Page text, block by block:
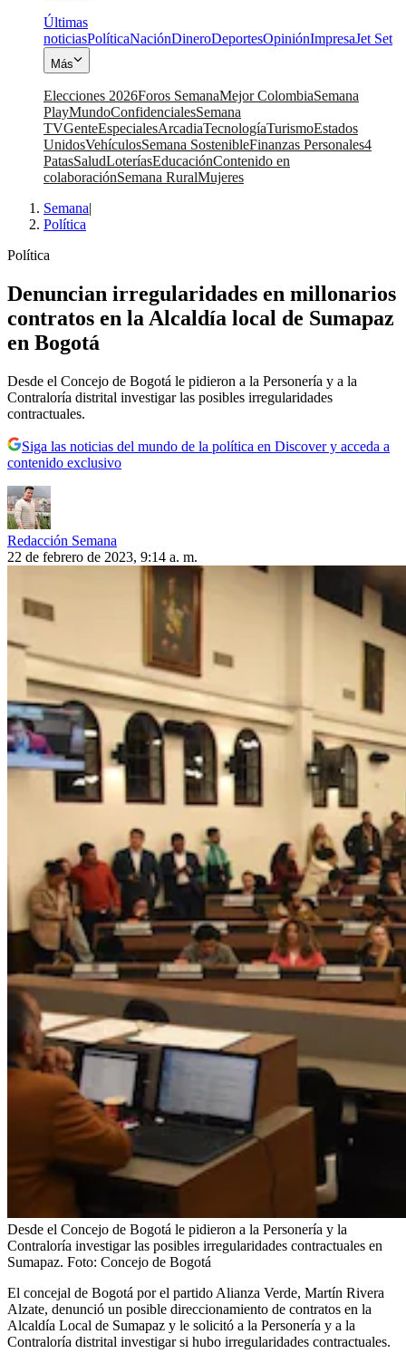
Últimas
noticiasPolíticaNaciónDineroDeportesOpiniónImpresaJet Set
Más
Elecciones 2026Foros SemanaMejor ColombiaSemana
PlayMundoConfidencialesSemana
TVGenteEspecialesArcadiaTecnologíaTurismoEstados
UnidosVehículosSemana SostenibleFinanzas Personales4
PatasSaludLoteríasEducaciónContenido en
colaboraciónSemana RuralMujeres
Semana|
Política
Política
Denuncian irregularidades en millonarios
contratos en la Alcaldía local de Sumapaz
en Bogotá
Desde el Concejo de Bogotá le pidieron a la Personería y a la
Contraloría distrital investigar las posibles irregularidades
contractuales.
Siga las noticias del mundo de la política en Discover y acceda a
contenido exclusivo
Redacción Semana
22 de febrero de 2023, 9:14 a. m.
Desde el Concejo de Bogotá le pidieron a la Personería y la
Contraloría investigar las posibles irregularidades contractuales en
Sumapaz. Foto: Concejo de Bogotá
El concejal de Bogotá por el partido Alianza Verde, Martín Rivera
Alzate, denunció un posible direccionamiento de contratos en la
Alcaldía Local de Sumapaz y le solicitó a la Personería y a la
Contraloría distrital investigar si hubo irregularidades contractuales.